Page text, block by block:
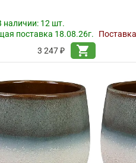
наличии: 12 шт.
поставка 18.08.26г.
3 247 ₽
shopping_cart